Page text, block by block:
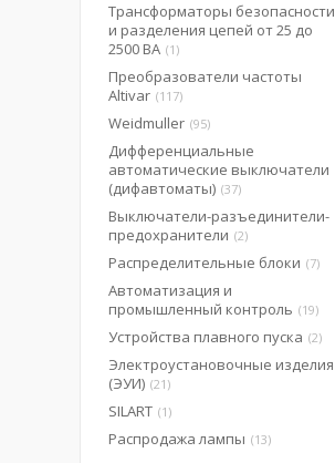
Трансформаторы безопасности
и разделения цепей от 25 до
2500 ВА 1
Преобразователи частоты
Altivar 117
Weidmuller 95
Дифференциальные
автоматические выключатели
(дифавтоматы) 37
Выключатели-разъединители-
предохранители 2
Распределительные блоки 7
Автоматизация и
промышленный контроль
19
Устройства плавного пуска 2
Электроустановочные изделия
(ЭУИ) 21
SILART 1
Распродажа лампы 13